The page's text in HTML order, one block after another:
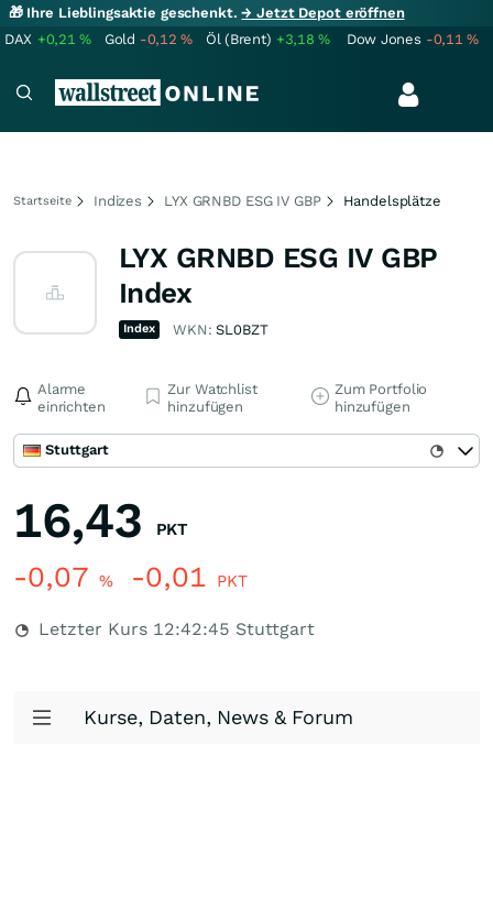
🎁 Ihre Lieblingsaktie geschenkt.→ Jetzt Depot eröffnen
DAX +0,21% Gold -0,12% Öl (Brent) +3,18% Dow Jones -0,11%
Startseite Indizes LYX GRNBD ESG IV GBP Handelsplätze
LYX GRNBD ESG IV GBP
Index
Index WKN:SL0BZT
Alarme
einrichten
Zur Watchlist
hinzufügen
Zum Portfolio
hinzufügen
Stuttgart
16,43 PKT
-0,07 % -0,01 PKT
Letzter Kurs 12:42:45 Stuttgart
Kurse, Daten, News & Forum